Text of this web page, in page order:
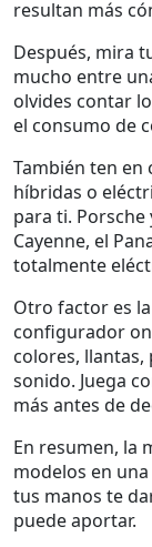
resultan más
Después, mira
mucho entre
olvides contar
el consumo de
También ten en
híbridas o
para ti.
Cayenne, el
totalmente
Otro factor es
configurador
colores,
sonido. Juega
más antes de
En resumen, la
modelos en
tus manos te
puede aportar.